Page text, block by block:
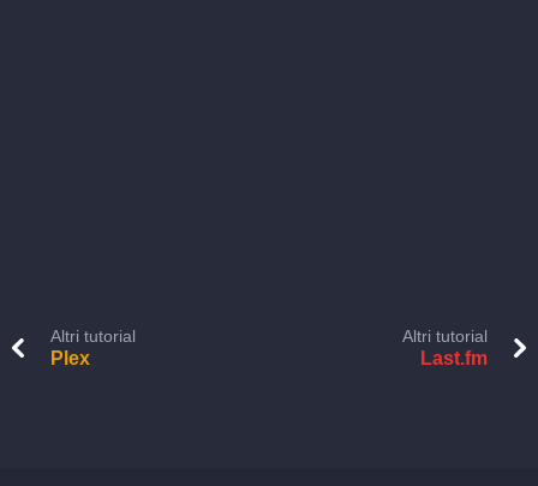
Altri tutorial
Plex
Altri tutorial
Last.fm